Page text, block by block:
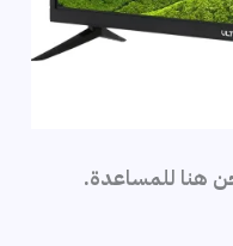
هنا للمساعدة.